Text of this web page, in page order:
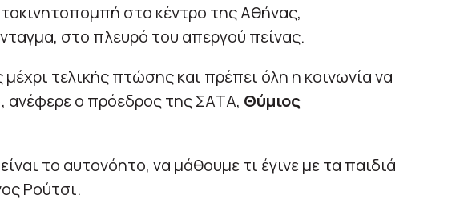
στο κέντρο της Αθήνας,
στο πλευρό του απεργού πείνας.
τελικής πτώσης και πρέπει όλη η κοινωνία να
ο πρόεδρος της ΣΑΤΑ, Θύμιος
το αυτονόητο, να μάθουμε τι έγινε με τα παιδιά
Ρούτσι.